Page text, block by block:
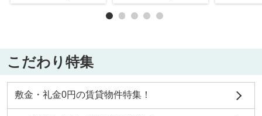
こだわり特集
敷金・礼金0円の賃貸物件特集！